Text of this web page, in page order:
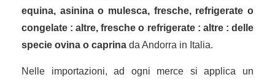
equina, asinina o mulesca, fresche, refrigerate o
congelate : altre, fresche o refrigerate : altre : delle
specie ovina o caprina da Andorra in Italia.
Nelle importazioni, ad ogni merce si applica un